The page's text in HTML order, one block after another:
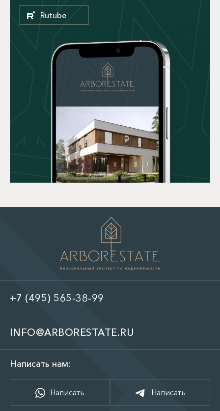
Rutube
+7 (495) 565-38-99
INFO@ARBORESTATE.RU
Написать нам:
Написать Написать